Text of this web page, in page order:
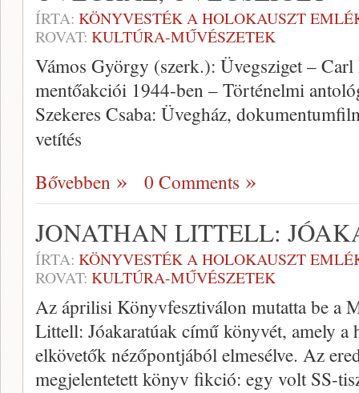
ÍRTA: KÖNYVESTÉK A HOLOKAUSZT
ROVAT: KULTÚRA-MŰVÉSZETEK
Vámos György (szerk.): Üvegsziget –
mentőakciói 1944-ben – Történelmi
Szekeres Csaba: Üvegház,
vetítés
Bővebben
0 Comments
JONATHAN LITTELL:
ÍRTA: KÖNYVESTÉK A HOLOKAUSZT
ROVAT: KULTÚRA-MŰVÉSZETEK
Az áprilisi Könyvfesztiválon mutatta be a
Littell: Jóakaratúak című könyvét, amely a
elkövetők nézőpontjából elmesélve. Az
megjelentetett könyv fikció: egy volt SS-